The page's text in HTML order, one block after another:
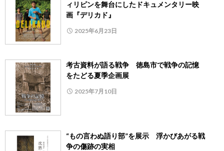
ィリピンを舞台にしたドキュメンタリー映
画『デリカド』
2025年6月23日
考古資料が語る戦争 徳島市で戦争の記憶
をたどる夏季企画展
2025年7月10日
“もの言わぬ語り部”を展示 浮かびあがる戦
争の傷跡の実相